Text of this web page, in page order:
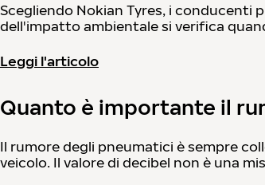
Scegliendo Nokian Tyres, i conducenti
dell'impatto ambientale si verifica
Leggi l'articolo
Quanto è importante il
Il rumore degli pneumatici è sempre
veicolo. Il valore di decibel non è una